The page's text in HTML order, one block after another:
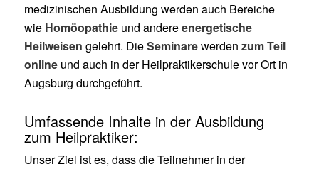
medizinischen Ausbildung werden auch Bereiche
wie Homöopathieund andereenergetische
Heilweisen gelehrt. DieSeminarewerden zum Teil
onlineund auch in der Heilpraktikerschule vor Ort in
Augsburg durchgeführt.
Umfassende Inhalte in der Ausbildung
zum Heilpraktiker:
Unser Ziel ist es, dass die Teilnehmer in der